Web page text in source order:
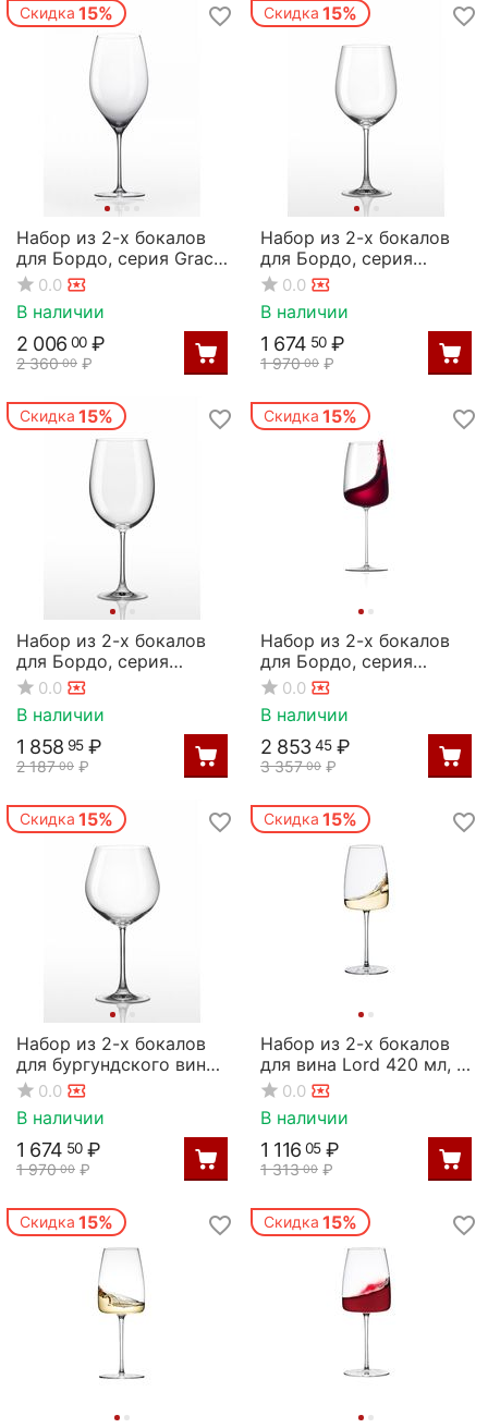
Скидка 15%
Набор из 2-х бокалов
для Бордо, серия Grace,
920 мл, Rona
0.0
В наличии
2 360 00 ₽
2 006 00 ₽
Скидка 15%
Набор из 2-х бокалов
для Бордо, серия
Magnum, 610 мл, Rona
0.0
В наличии
1 970 00 ₽
1 674 50 ₽
Скидка 15%
Набор из 2-х бокалов
для Бордо, серия
Magnum, 850 мл, Rona
0.0
В наличии
2 187 00 ₽
1 858 95 ₽
Скидка 15%
Набор из 2-х бокалов
для Бордо, серия
Orbital Ultra, 770 мл,
Rona
0.0
В наличии
3 357 00 ₽
2 853 45 ₽
Скидка 15%
Набор из 2-х бокалов
для бургундского вина,
серия Magnum, 650 мл,
Rona
0.0
В наличии
1 970 00 ₽
1 674 50 ₽
Скидка 15%
Набор из 2-х бокалов
для вина Lord 420 мл, D
79 мм, H 220 мм, Rona
0.0
В наличии
1 313 00 ₽
1 116 05 ₽
Скидка 15% Скидка 15%